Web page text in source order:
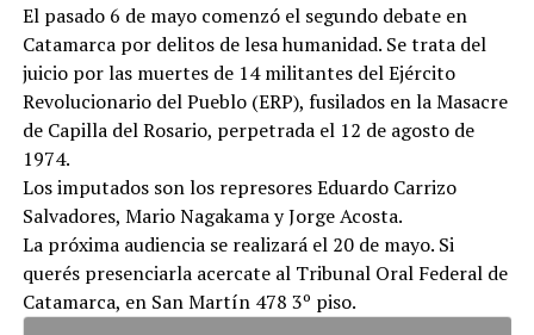
El pasado 6 de mayo comenzó el segundo debate en
Catamarca por delitos de lesa humanidad. Se trata del
juicio por las muertes de 14 militantes del Ejército
Revolucionario del Pueblo (ERP), fusilados en la Masacre
de Capilla del Rosario, perpetrada el 12 de agosto de
1974.
Los imputados son los represores Eduardo Carrizo
Salvadores, Mario Nagakama y Jorge Acosta.
La próxima audiencia se realizará el 20 de mayo. Si
querés presenciarla acercate al Tribunal Oral Federal de
Catamarca, en San Martín 478 3º piso.